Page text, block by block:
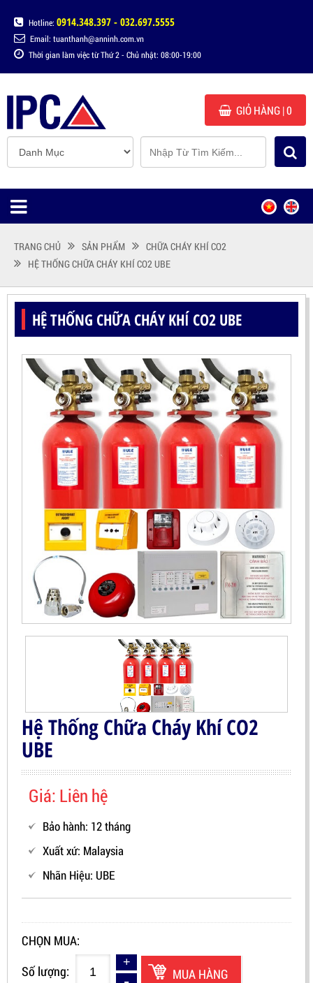
Hotline: 0914.348.397 - 032.697.5555
Email: tuanthanh@anninh.com.vn
Thời gian làm việc từ Thứ 2 - Chủ nhật: 08:00-19:00
GIỎ HÀNG| 0
TRANG CHỦ SẢN PHẨM
CHỮA CHÁY KHÍ CO2
HỆ THỐNG CHỮA CHÁY KHÍ CO2 UBE
HỆ THỐNG CHỮA CHÁY KHÍ CO2 UBE
Hệ Thống Chữa Cháy Khí CO2
UBE
Giá: Liên hệ
Bảo hành: 12 tháng
Xuất xứ: Malaysia
Nhãn Hiệu: UBE
CHỌN MUA:
Số lượng:
MUA HÀNG